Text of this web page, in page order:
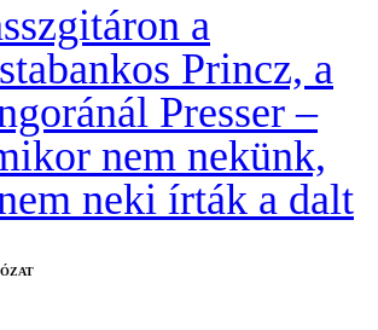
a
Princz, a
Presser –
nem nekünk,
neki írták a dalt